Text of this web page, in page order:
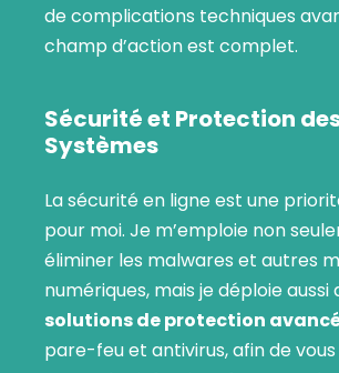
de complications techniques
champ d’action est complet.
Sécurité et Protection
Systèmes
La sécurité en ligne est une
pour moi. Je m’emploie non
éliminer les malwares et autres
numériques, mais je déploie aussi
solutions de protection
pare-feu et antivirus, afin de